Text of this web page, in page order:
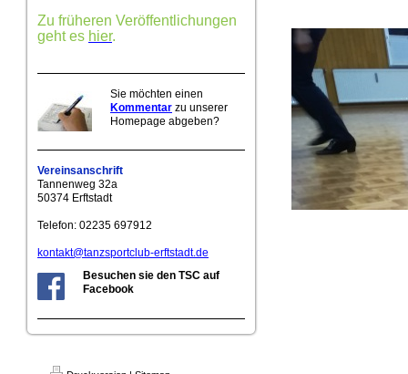
Zu früheren Veröffentlichungen
geht es hier.
Sie möchten einen
Kommentar zu unserer
Homepage abgeben?
Vereinsanschrift
Tannenweg 32a
50374 Erftstadt
Telefon: 02235 697912
kontakt@tanzsportclub-erftstadt.de
Besuchen sie den TSC auf
Facebook